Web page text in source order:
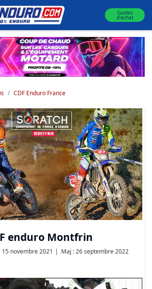
Guides
d'achat
CDF Enduro France
enduro Montfrin
15 novembre 2021
Maj : 26 septembre 2022